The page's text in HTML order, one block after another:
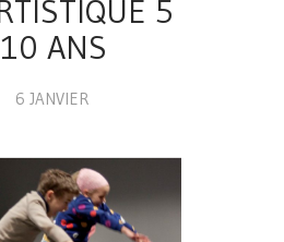
5
ANS
6 JANVIER